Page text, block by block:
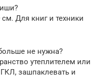
Для книг и техники
не нужна?
утеплителем или
зашпаклевать и